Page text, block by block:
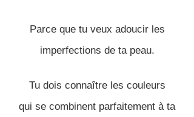
Parce que tu veux adoucir les
imperfections de ta peau.
Tu dois connaître les couleurs
qui se combinent parfaitement à ta